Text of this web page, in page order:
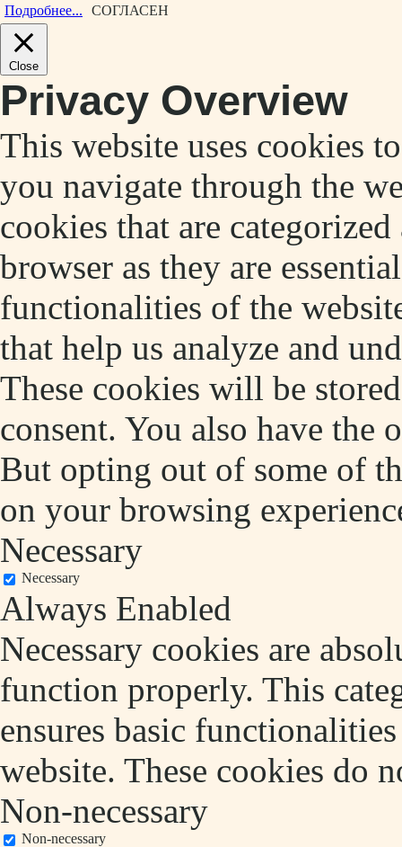
Подробнее... СОГЛАСЕН
Close
Privacy Overview
This website uses cookies
you navigate through the
cookies that are
browser as they are
functionalities of the
that help us analyze and
These cookies will be
consent. You also have the
But opting out of some of
on your browsing
Necessary
Necessary
Always Enabled
Necessary cookies are
function properly. This
ensures basic
website. These cookies do
Non-necessary
Non-necessary